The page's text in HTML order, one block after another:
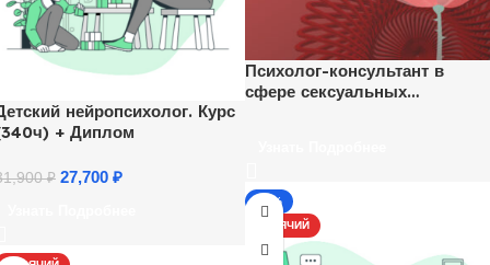
Психолог-консультант в
сфере сексуальных
нейропсихолог. Курс
+ Диплом
₽ 27,700 ₽
-17%
ГОРЯЧИЙ